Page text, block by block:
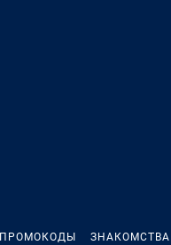
ПРОМОКОДЫ ЗНАКОМСТВА